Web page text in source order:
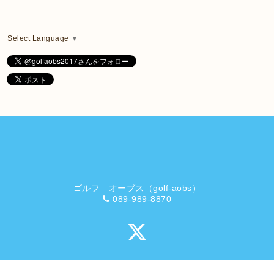
Select Language ▼
ゴルフ オーブス（golf-aobs）
089-989-8870